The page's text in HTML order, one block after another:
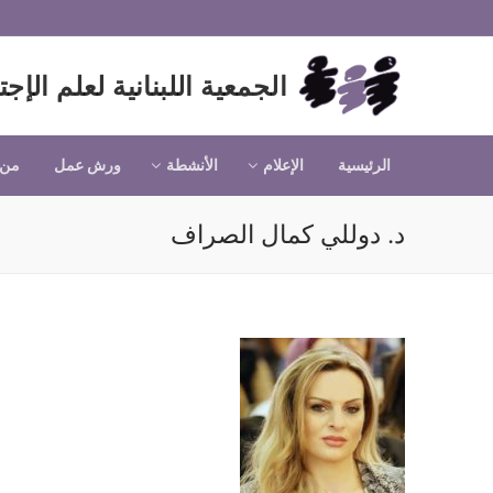
إلى
الجمعية اللبنانية لعلم
الرئيسية الإعلام الأنشطة ورش عمل
د. دوللي كمال الصراف